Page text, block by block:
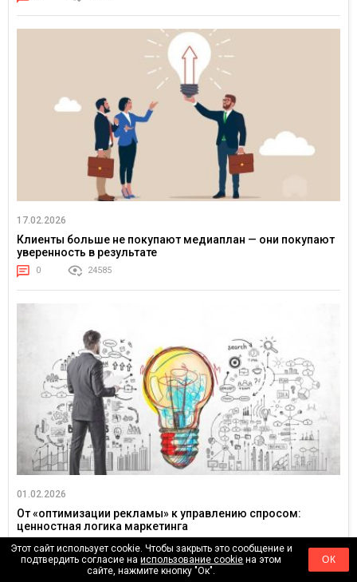
17.02.2026
Клиенты больше не покупают медиаплан — они покупают
уверенность в результате
0 24585
01.02.2026
От «оптимизации рекламы» к управлению спросом:
ценностная логика маркетинга
0 4616
Этот сайт использует cookie. Чтобы закрыть это сообщение и
подтвердить согласие наиспользование cookie на этом
сайте, нажмите кнопку "Ок".
ОК